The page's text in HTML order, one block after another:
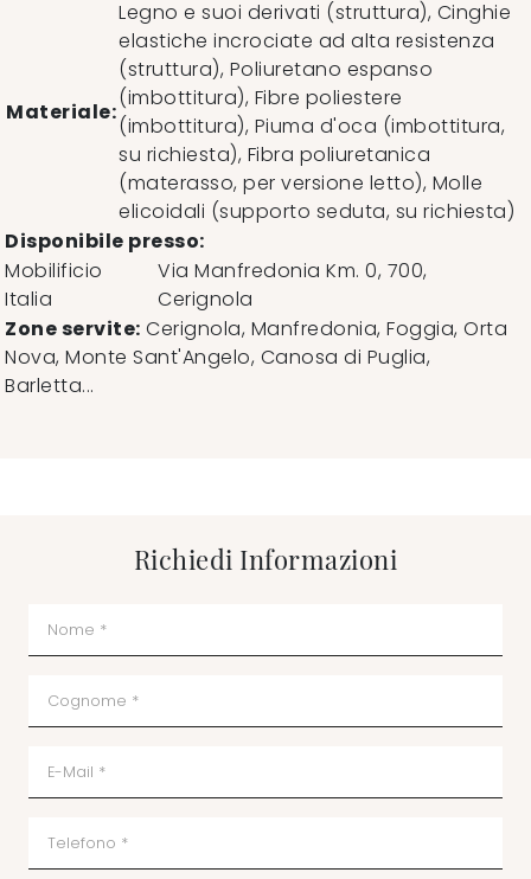
Materiale:
Legno e suoi derivati (struttura), Cinghie
elastiche incrociate ad alta resistenza
(struttura), Poliuretano espanso
(imbottitura), Fibre poliestere
(imbottitura), Piuma d'oca (imbottitura,
su richiesta), Fibra poliuretanica
(materasso, per versione letto), Molle
elicoidali (supporto seduta, su richiesta)
Disponibile presso:
Mobilificio
Italia
Via Manfredonia Km. 0, 700,
Cerignola
Zone servite: Cerignola, Manfredonia, Foggia, Orta
Nova, Monte Sant'Angelo, Canosa di Puglia,
Barletta...
Richiedi Informazioni